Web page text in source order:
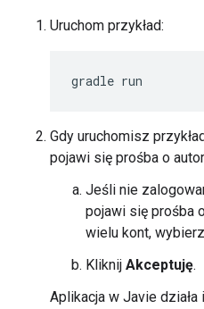
Uruchom przykład:
Gdy uruchomisz
pojawi się prośba o
Jeśli nie
pojawi się prośba
wielu kont,
Kliknij Akceptuję.
Aplikacja w Javie